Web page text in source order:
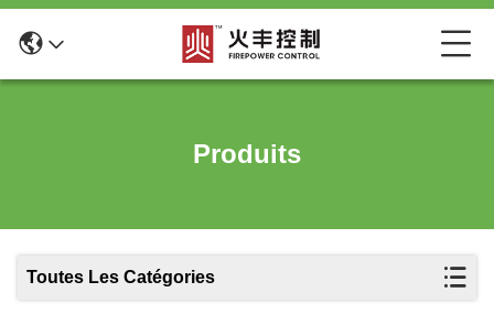
Produits
Toutes Les Catégories